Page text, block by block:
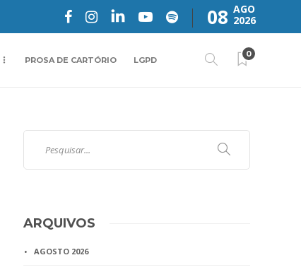
08 AGO
2026
PROSA DE CARTÓRIO LGPD
0
ARQUIVOS
AGOSTO 2026